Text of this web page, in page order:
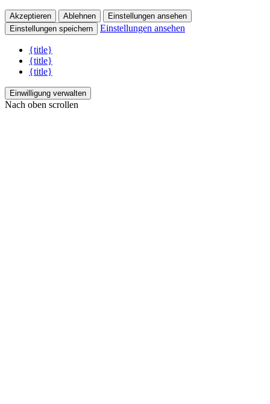
Akzeptieren Ablehnen
Einstellungen ansehen
Einstellungen speichern
Einstellungen ansehen
{title}
{title}
{title}
Einwilligung verwalten
Nach oben scrollen